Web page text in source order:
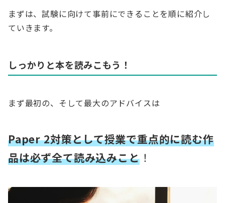
まずは、試験に向けて事前にできることを順に紹介し
ていきます。
しっかりと本を読みこもう！
まず最初の、そして最大のアドバイスは
Paper 2対策として授業で重点的に読む作
品は必ず全て読み込みこと！